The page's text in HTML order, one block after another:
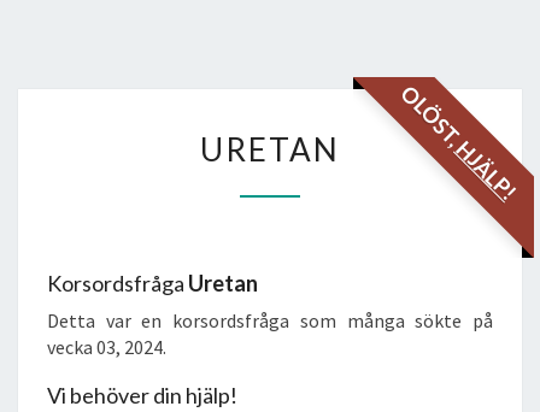
OLÖST,
HJÄLP!
URETAN
Korsordsfråga Uretan
Detta var en korsordsfråga som många sökte på
vecka 03, 2024.
Vi behöver din hjälp!